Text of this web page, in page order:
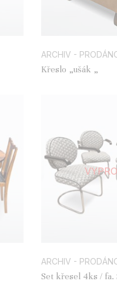
ARCHIV -
Křeslo „ušák „
ARCHIV -
Set křesel 4ks / fa.